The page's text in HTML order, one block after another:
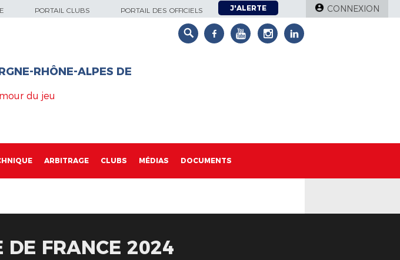
PORTAIL CLUBS PORTAIL DES OFFICIELS J'ALERTE CONNEXION
RHÔNE-ALPES DE
du jeu
ARBITRAGE CLUBS MÉDIAS DOCUMENTS
DE FRANCE 2024